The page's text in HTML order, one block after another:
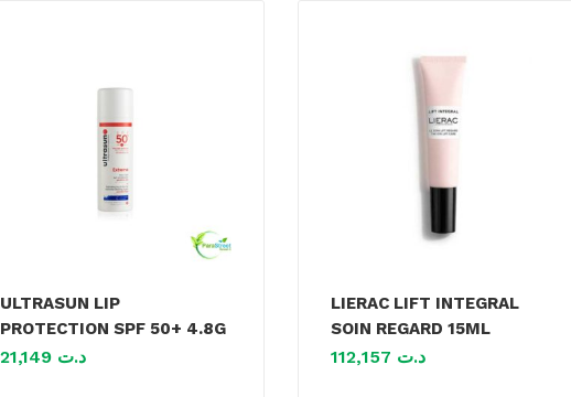
ULTRASUN LIP
PROTECTION SPF 50+ 4.8G
د.ت
LIERAC LIFT INTEGRAL
SOIN REGARD 15ML
د.ت